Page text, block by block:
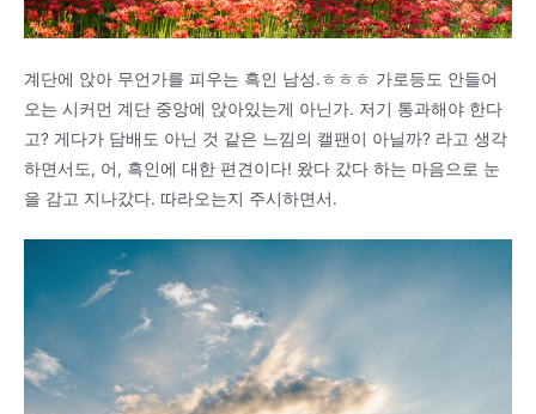
계단에 앉아 무언가를 피우는 흑인 남성.ㅎㅎㅎ 가로등도 안들어
오는 시커먼 계단 중앙에 앉아있는게 아닌가. 저기 통과해야 한다
고? 게다가 담배도 아닌 것 같은 느낌의 캘팬이 아닐까? 라고 생각
하면서도, 어, 흑인에 대한 편견이다! 왔다 갔다 하는 마음으로 눈
을 감고 지나갔다. 따라오는지 주시하면서.